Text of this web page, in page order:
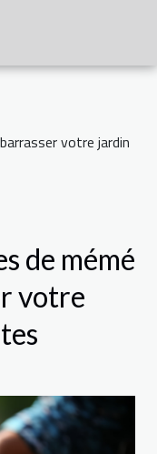
votre jardin
de mémé
votre